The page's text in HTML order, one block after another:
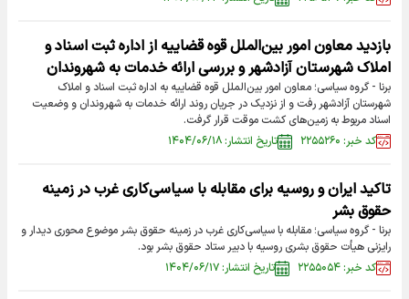
بازدید معاون امور بین‌الملل قوه قضاییه از اداره ثبت اسناد و
املاک شهرستان آزادشهر و بررسی ارائه خدمات به شهروندان
برنا - گروه سیاسی؛ معاون امور بین‌الملل قوه قضاییه به اداره ثبت اسناد و املاک
شهرستان آزادشهر رفت و از نزدیک در جریان روند ارائه خدمات به شهروندان و وضعیت
اسناد مربوط به زمین‌های کشت موقت قرار گرفت.
کد خبر: ۲۲۵۵۲۶۰
تاریخ انتشار: ۱۴۰۴/۰۶/۱۸
تاکید ایران و روسیه برای مقابله با سیاسی‌کاری غرب در زمینه
حقوق بشر
برنا - گروه سیاسی؛ مقابله با سیاسی‌کاری غرب در زمینه حقوق بشر موضوع محوری دیدار و
رایزنی هیأت حقوق بشری روسیه با دبیر ستاد حقوق بشر بود.
کد خبر: ۲۲۵۵۰۵۴
تاریخ انتشار: ۱۴۰۴/۰۶/۱۷